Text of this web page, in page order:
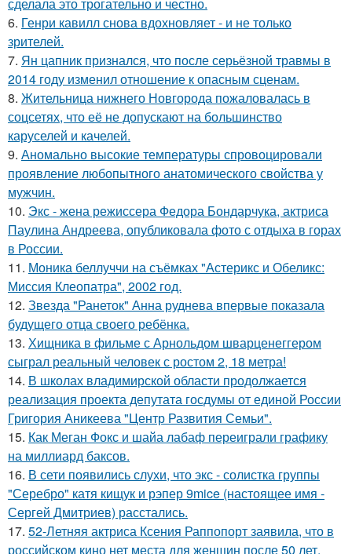
сделала это трогательно и честно.
6. Генри кавилл снова вдохновляет - и не только
зрителей.
7. Ян цапник признался, что после серьёзной травмы в
2014 году изменил отношение к опасным сценам.
8. Жительница нижнего Новгорода пожаловалась в
соцсетях, что её не допускают на большинство
каруселей и качелей.
9. Аномально высокие температуры спровоцировали
проявление любопытного анатомического свойства у
мужчин.
10. Экс - жена режиссера Федора Бондарчука, актриса
Паулина Андреева, опубликовала фото с отдыха в горах
в России.
11. Моника беллуччи на съёмках "Астерикс и Обеликс:
Миссия Клеопатра", 2002 год.
12. Звезда "Ранеток" Анна руднева впервые показала
будущего отца своего ребёнка.
13. Хищника в фильме с Арнольдом шварценеггером
сыграл реальный человек с ростом 2, 18 метра!
14. В школах владимирской области продолжается
реализация проекта депутата госдумы от единой России
Григория Аникеева "Центр Развития Семьи".
15. Как Меган Фокс и шайа лабаф переиграли графику
на миллиард баксов.
16. В сети появились слухи, что экс - солистка группы
"Серебро" катя кищук и рэпер 9mice (настоящее имя -
Сергей Дмитриев) расстались.
17. 52-Летняя актриса Ксения Раппопорт заявила, что в
российском кино нет места для женщин после 50 лет.